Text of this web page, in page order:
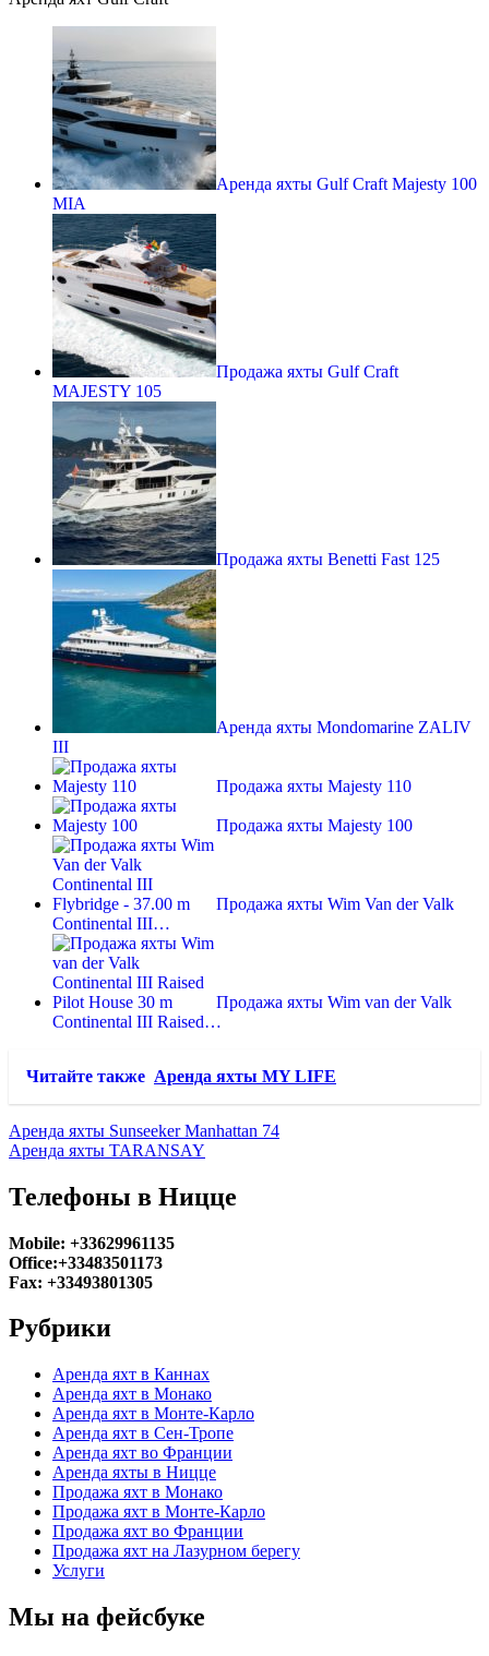
Аренда яхты Gulf Craft Majesty 100
MIA
Продажа яхты Gulf Craft
MAJESTY 105
Продажа яхты Benetti Fast 125
Аренда яхты Mondomarine ZALIV
III
Продажа яхты Majesty 110
Продажа яхты Majesty 100
Продажа яхты Wim Van der Valk
Continental III…
Продажа яхты Wim van der Valk
Continental III Raised…
Читайте также Аренда яхты MY LIFE
Аренда яхты Sunseeker Manhattan 74
Аренда яхты TARANSAY
Телефоны в Ницце
Mobile: +33629961135
Office:+33483501173
Fax: +33493801305
Рубрики
Аренда яхт в Каннах
Аренда яхт в Монако
Аренда яхт в Монте-Карло
Аренда яхт в Сен-Тропе
Аренда яхт во Франции
Аренда яхты в Ницце
Продажа яхт в Монако
Продажа яхт в Монте-Карло
Продажа яхт во Франции
Продажа яхт на Лазурном берегу
Услуги
Мы на фейсбуке